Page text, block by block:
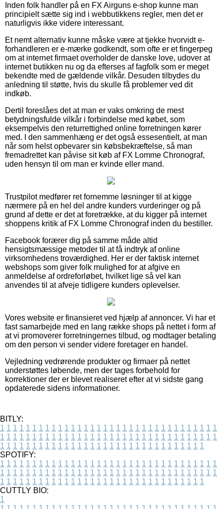
Inden folk handler på en FX Airguns e-shop kunne man
principielt sætte sig ind i webbutikkens regler, men det er
naturligvis ikke videre interessant.
Et nemt alternativ kunne måske være at tjekke hvorvidt e-
forhandleren er e-mærke godkendt, som ofte er et fingerpeg
om at internet firmaet overholder de danske love, udover at
internet butikken nu og da efterses af fagfolk som er meget
bekendte med de gældende vilkår. Desuden tilbydes du
anledning til støtte, hvis du skulle få problemer ved dit
indkøb.
Dertil foreslåes det at man er vaks omkring de mest
betydningsfulde vilkår i forbindelse med købet, som
eksempelvis den returrettighed online forretningen kører
med. I den sammenhæng er det også essesentielt, at man
når som helst opbevarer sin købsbekræftelse, så man
fremadrettet kan påvise sit køb af FX Lomme Chronograf,
uden hensyn til om man er kvinde eller mand.
Trustpilot medfører ret fornemme løsninger til at kigge
nærmere på en hel del andre kunders vurderinger og på
grund af dette er det at foretrække, at du kigger på internet
shoppens kritik af FX Lomme Chronograf inden du bestiller.
Facebook forærer dig på samme måde altid
hensigtsmæssige metoder til at få indtryk af online
virksomhedens troværdighed. Her er der faktisk internet
webshops som giver folk mulighed for at afgive en
anmeldelse af ordreforløbet, hvilket lige så vel kan
anvendes til at afveje tidligere kunders oplevelser.
Vores website er finansieret ved hjælp af annoncer. Vi har et
fast samarbejde med en lang række shops på nettet i form af
at vi promoverer forretningernes tilbud, og modtager betaling
om den person vi sender videre foretager en handel.
Vejledning vedrørende produkter og firmaer på nettet
understøttes løbende, men der tages forbehold for
korrektioner der er blevet realiseret efter at vi sidste gang
opdaterede sidens informationer.
BITLY:
1 1 1 1 1 1 1 1 1 1 1 1 1 1 1 1 1 1 1 1 1 1 1 1 1 1 1 1 1 1 1 1 1 1
1 1 1 1 1 1 1 1 1 1 1 1 1 1 1 1 1 1 1 1 1 1 1 1 1 1 1 1 1 1 1 1 1 1
1 1 1 1 1 1 1 1 1 1 1 1 1 1 1 1 1 1 1 1 1 1 1 1 1 1 1 1 1 1 1 1
SPOTIFY:
1 1 1 1 1 1 1 1 1 1 1 1 1 1 1 1 1 1 1 1 1 1 1 1 1 1 1 1 1 1 1 1 1 1
1 1 1 1 1 1 1 1 1 1 1 1 1 1 1 1 1 1 1 1 1 1 1 1 1 1 1 1 1 1 1 1 1 1
1 1 1 1 1 1 1 1 1 1 1 1 1 1 1 1 1 1 1 1 1 1 1 1 1 1 1 1 1 1 1 1
CUTTLY BIO:
1